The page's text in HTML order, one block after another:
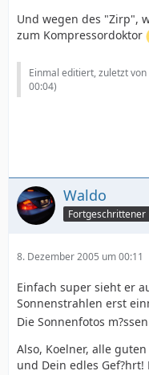
Und wegen des "Zirp",
zum Kompressordoktor
Einmal editiert, zuletzt von
00:04)
Waldo
Fortgeschrittener
8. Dezember 2005 um 00:11
Einfach super sieht er
Sonnenstrahlen erst
Die Sonnenfotos
Also, Koelner, alle
und Dein edles Gef?hrt!